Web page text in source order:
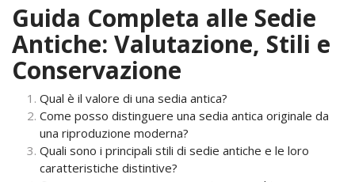
Guida Completa alle Sedie
Antiche: Valutazione, Stili e
Conservazione
Qual è il valore di una sedia antica?
Come posso distinguere una sedia antica originale da
una riproduzione moderna?
Quali sono i principali stili di sedie antiche e le loro
caratteristiche distintive?